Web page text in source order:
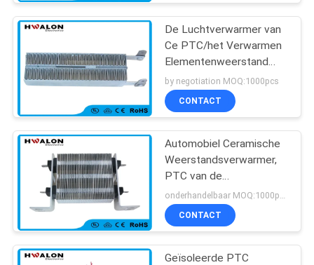
De Luchtverwarmer van
Ce PTC/het Verwarmen
Elementenweerstand
voor Vloer het
Verwarmen Thermostaat
by negotiation MOQ:1000pcs
CONTACT
Automobiel Ceramische
Weerstandsverwarmer,
PTC van de
Autoairconditioning
Straalkachel
CONTACT
Geïsoleerde PTC